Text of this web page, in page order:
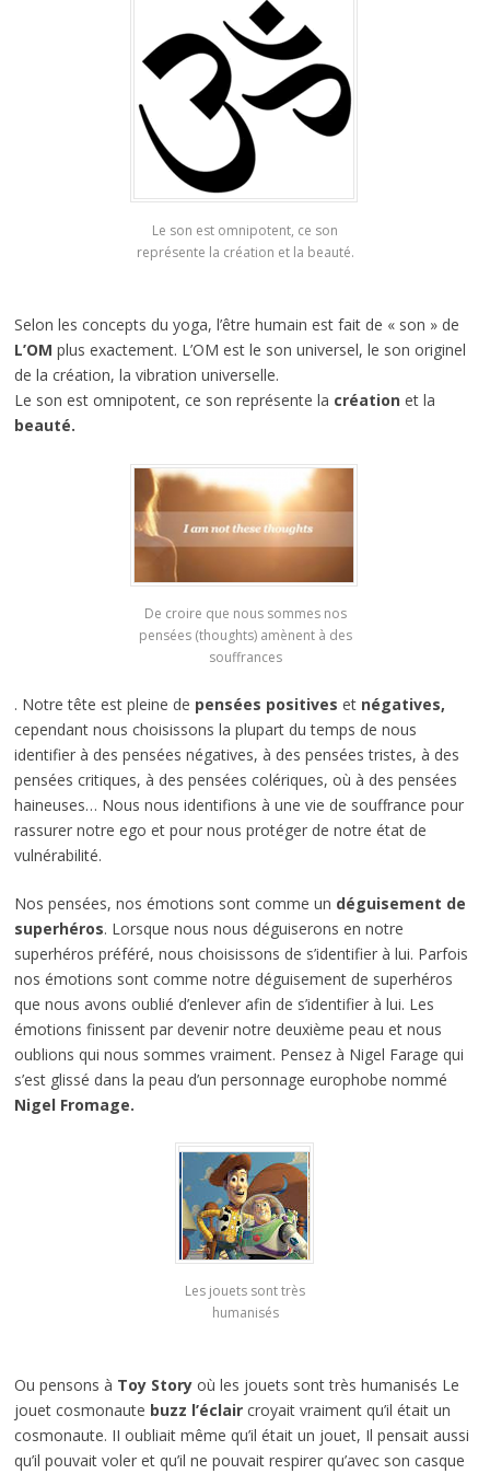
Le son est omnipotent, ce son
représente la création et la beauté.
Selon les concepts du yoga, l’être humain est fait de « son » de
L’OM plus exactement. L’OM est le son universel, le son originel
de la création, la vibration universelle.
Le son est omnipotent, ce son représente la créationet la
beauté.
De croire que nous sommes nos
pensées (thoughts) amènent à des
souffrances
. Notre tête est pleine de pensées positives et négatives,
cependant nous choisissons la plupart du temps de nous
identifier à des pensées négatives, à des pensées tristes, à des
pensées critiques, à des pensées colériques, où à des pensées
haineuses… Nous nous identifions à une vie de souffrance pour
rassurer notre ego et pour nous protéger de notre état de
vulnérabilité.
Nos pensées, nos émotions sont comme un déguisement de
superhéros. Lorsque nous nous déguiserons en notre
superhéros préféré, nous choisissons de s’identifier à lui. Parfois
nos émotions sont comme notre déguisement de superhéros
que nous avons oublié d’enlever afin de s’identifier à lui. Les
émotions finissent par devenir notre deuxième peau et nous
oublions qui nous sommes vraiment. Pensez à Nigel Farage qui
s’est glissé dans la peau d’un personnage europhobe nommé
Nigel Fromage.
Les jouets sont très
humanisés
Ou pensons à Toy Story où les jouets sont très humanisés Le
jouet cosmonaute buzz l’éclair croyait vraiment qu’il était un
cosmonaute. II oubliait même qu’il était un jouet, Il pensait aussi
qu’il pouvait voler et qu’il ne pouvait respirer qu’avec son casque